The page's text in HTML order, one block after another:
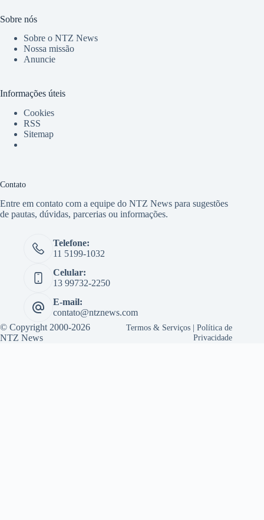
Sobre nós
Sobre o NTZ News
Nossa missão
Anuncie
Informações úteis
Cookies
RSS
Sitemap
Contato
Entre em contato com a equipe do NTZ News para sugestões
de pautas, dúvidas, parcerias ou informações.
Telefone:
11 5199-1032
Celular:
13 99732-2250
E-mail:
contato@ntznews.com
© Copyright 2000-2026
NTZ News
Termos & Serviços |Política de
Privacidade